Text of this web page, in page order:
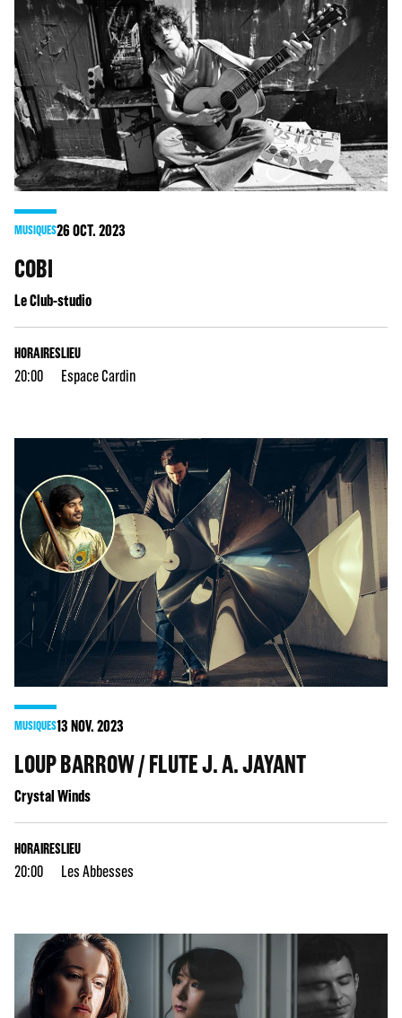
MUSIQUES26OCT. 2023
COBI
Le Club-studio
HORAIRES
20:00
LIEU
Espace Cardin
MUSIQUES13NOV. 2023
LOUP BARROW / FLUTE J. A. JAYANT
Crystal Winds
HORAIRES
20:00
LIEU
Les Abbesses